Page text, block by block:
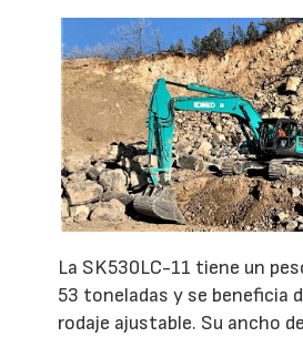
La SK530LC-11 tiene un
53 toneladas y se beneficia
rodaje ajustable. Su ancho